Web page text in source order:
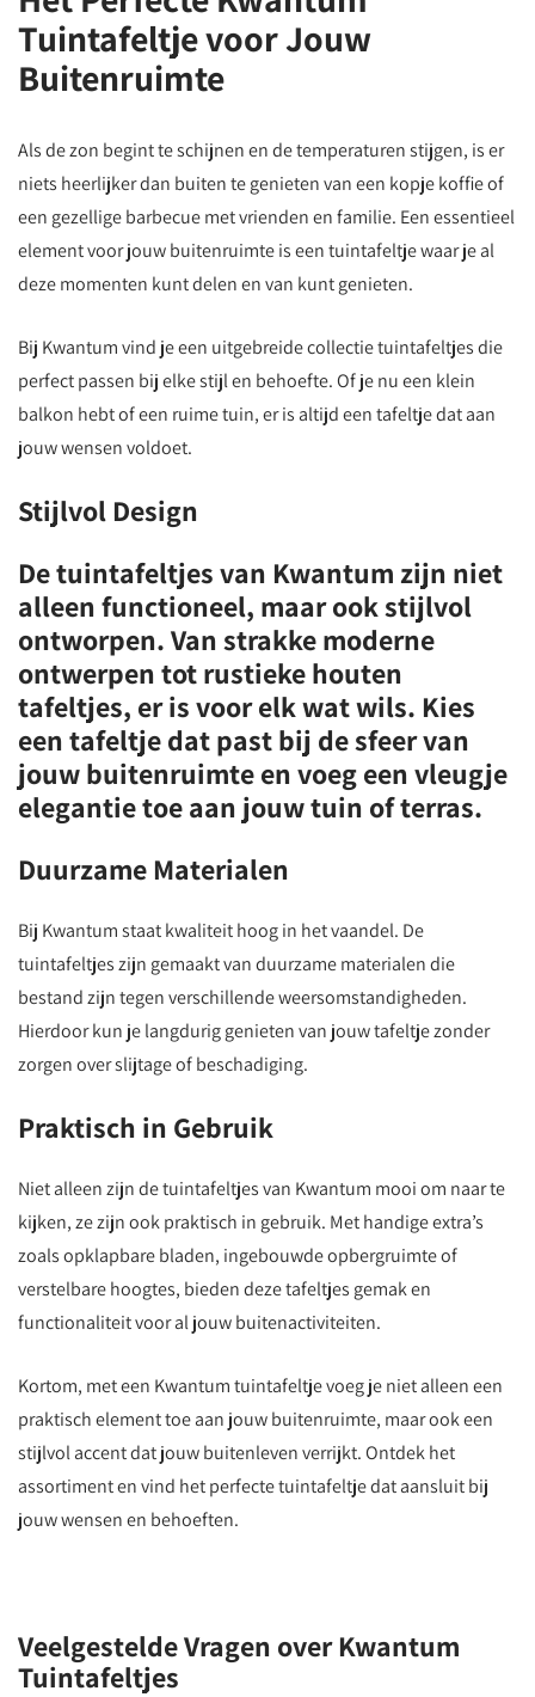
Tuintafeltje voor Jouw
Buitenruimte
Als de zon begint te schijnen en de temperaturen stijgen, is er
niets heerlijker dan buiten te genieten van een kopje koffie of
een gezellige barbecue met vrienden en familie. Een essentieel
element voor jouw buitenruimte is een tuintafeltje waar je al
deze momenten kunt delen en van kunt genieten.
Bij Kwantum vind je een uitgebreide collectie tuintafeltjes die
perfect passen bij elke stijl en behoefte. Of je nu een klein
balkon hebt of een ruime tuin, er is altijd een tafeltje dat aan
jouw wensen voldoet.
Stijlvol Design
De tuintafeltjes van Kwantum zijn niet
alleen functioneel, maar ook stijlvol
ontworpen. Van strakke moderne
ontwerpen tot rustieke houten
tafeltjes, er is voor elk wat wils. Kies
een tafeltje dat past bij de sfeer van
jouw buitenruimte en voeg een vleugje
elegantie toe aan jouw tuin of terras.
Duurzame Materialen
Bij Kwantum staat kwaliteit hoog in het vaandel. De
tuintafeltjes zijn gemaakt van duurzame materialen die
bestand zijn tegen verschillende weersomstandigheden.
Hierdoor kun je langdurig genieten van jouw tafeltje zonder
zorgen over slijtage of beschadiging.
Praktisch in Gebruik
Niet alleen zijn de tuintafeltjes van Kwantum mooi om naar te
kijken, ze zijn ook praktisch in gebruik. Met handige extra’s
zoals opklapbare bladen, ingebouwde opbergruimte of
verstelbare hoogtes, bieden deze tafeltjes gemak en
functionaliteit voor al jouw buitenactiviteiten.
Kortom, met een Kwantum tuintafeltje voeg je niet alleen een
praktisch element toe aan jouw buitenruimte, maar ook een
stijlvol accent dat jouw buitenleven verrijkt. Ontdek het
assortiment en vind het perfecte tuintafeltje dat aansluit bij
jouw wensen en behoeften.
Veelgestelde Vragen over Kwantum
Tuintafeltjes